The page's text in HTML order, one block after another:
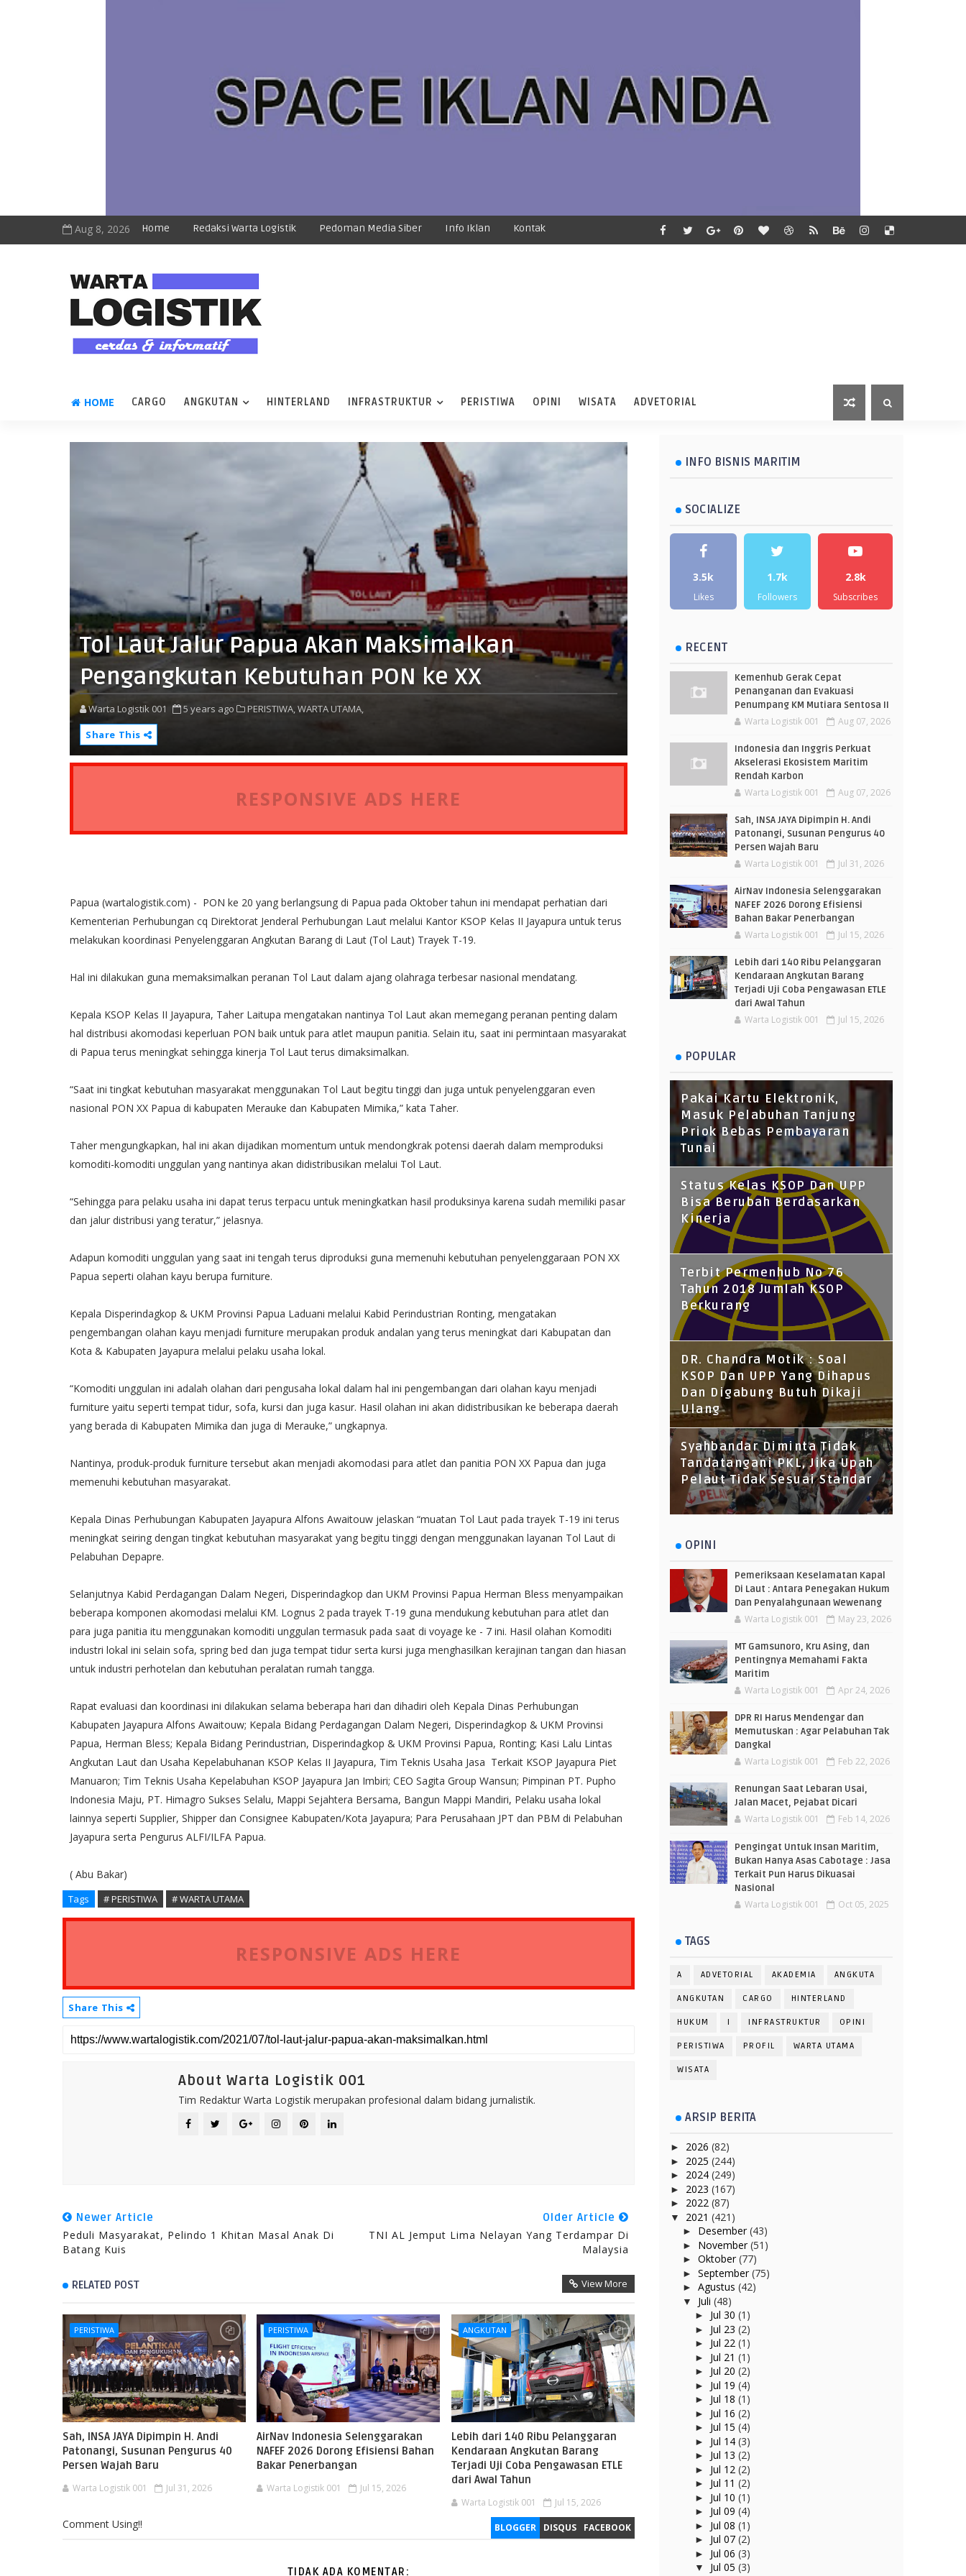
Aug 8, 2026 Home Redaksi Warta Logistik Pedoman Media Siber Info Iklan Kontak
HOME CARGO ANGKUTAN HINTERLAND INFRASTRUKTUR PERISTIWA OPINI WISATA ADVETORIAL
Tol Laut Jalur Papua Akan Maksimalkan
Pengangkutan Kebutuhan PON ke XX
Warta Logistik 001 5 years ago PERISTIWA,WARTA UTAMA,
Share This
RESPONSIVE ADS HERE
Papua (wartalogistik.com) - PON ke 20 yang berlangsung di Papua pada Oktober tahun ini mendapat perhatian dari
Kementerian Perhubungan cq Direktorat Jenderal Perhubungan Laut melalui Kantor KSOP Kelas II Jayapura untuk terus
melakukan koordinasi Penyelenggaran Angkutan Barang di Laut (Tol Laut) Trayek T-19.
Hal ini dilakukan guna memaksimalkan peranan Tol Laut dalam ajang olahraga terbesar nasional mendatang.
Kepala KSOP Kelas II Jayapura, Taher Laitupa mengatakan nantinya Tol Laut akan memegang peranan penting dalam
hal distribusi akomodasi keperluan PON baik untuk para atlet maupun panitia. Selain itu, saat ini permintaan masyarakat
di Papua terus meningkat sehingga kinerja Tol Laut terus dimaksimalkan.
“Saat ini tingkat kebutuhan masyarakat menggunakan Tol Laut begitu tinggi dan juga untuk penyelenggaran even
nasional PON XX Papua di kabupaten Merauke dan Kabupaten Mimika,” kata Taher.
Taher mengungkapkan, hal ini akan dijadikan momentum untuk mendongkrak potensi daerah dalam memproduksi
komoditi-komoditi unggulan yang nantinya akan didistribusikan melalui Tol Laut.
“Sehingga para pelaku usaha ini dapat terus terpacu untuk meningkatkan hasil produksinya karena sudah memiliki pasar
dan jalur distribusi yang teratur,” jelasnya.
Adapun komoditi unggulan yang saat ini tengah terus diproduksi guna memenuhi kebutuhan penyelenggaraan PON XX
Papua seperti olahan kayu berupa furniture.
Kepala Disperindagkop & UKM Provinsi Papua Laduani melalui Kabid Perindustrian Ronting, mengatakan
pengembangan olahan kayu menjadi furniture merupakan produk andalan yang terus meningkat dari Kabupatan dan
Kota & Kabupaten Jayapura melalui pelaku usaha lokal.
“Komoditi unggulan ini adalah olahan dari pengusaha lokal dalam hal ini pengembangan dari olahan kayu menjadi
furniture yaitu seperti tempat tidur, sofa, kursi dan juga kasur. Hasil olahan ini akan didistribusikan ke beberapa daerah
yang berada di Kabupaten Mimika dan juga di Merauke,” ungkapnya.
Nantinya, produk-produk furniture tersebut akan menjadi akomodasi para atlet dan panitia PON XX Papua dan juga
memenuhi kebutuhan masyarakat.
Kepala Dinas Perhubungan Kabupaten Jayapura Alfons Awaitouw jelaskan “muatan Tol Laut pada trayek T-19 ini terus
meningkat seiring dengan tingkat kebutuhan masyarakat yang begitu tinggi dengan menggunakan layanan Tol Laut di
Pelabuhan Depapre.
Selanjutnya Kabid Perdagangan Dalam Negeri, Disperindagkop dan UKM Provinsi Papua Herman Bless menyampaikan
beberapa komponen akomodasi melalui KM. Lognus 2 pada trayek T-19 guna mendukung kebutuhan para atlet dan
para juga panitia itu menggunakan komoditi unggulan termasuk pada saat di voyage ke - 7 ini. Hasil olahan Komoditi
industri lokal ini selain sofa, spring bed dan juga tempat tidur serta kursi juga menghasilkan kerajinan tangan dan hiasan
untuk industri perhotelan dan kebutuhan peralatan rumah tangga.
Rapat evaluasi dan koordinasi ini dilakukan selama beberapa hari dan dihadiri oleh Kepala Dinas Perhubungan
Kabupaten Jayapura Alfons Awaitouw; Kepala Bidang Perdagangan Dalam Negeri, Disperindagkop & UKM Provinsi
Papua, Herman Bless; Kepala Bidang Perindustrian, Disperindagkop & UKM Provinsi Papua, Ronting; Kasi Lalu Lintas
Angkutan Laut dan Usaha Kepelabuhanan KSOP Kelas II Jayapura, Tim Teknis Usaha Jasa Terkait KSOP Jayapura Piet
Manuaron; Tim Teknis Usaha Kepelabuhan KSOP Jayapura Jan Imbiri; CEO Sagita Group Wansun; Pimpinan PT. Pupho
Indonesia Maju, PT. Himagro Sukses Selalu, Mappi Sejahtera Bersama, Bangun Mappi Mandiri, Pelaku usaha lokal
lainnya seperti Supplier, Shipper dan Consignee Kabupaten/Kota Jayapura; Para Perusahaan JPT dan PBM di Pelabuhan
Jayapura serta Pengurus ALFI/ILFA Papua.
( Abu Bakar)
Tags # PERISTIWA # WARTA UTAMA
RESPONSIVE ADS HERE
Share This
About Warta Logistik 001
Tim Redaktur Warta Logistik merupakan profesional dalam bidang jurnalistik.
Newer Article
Peduli Masyarakat, Pelindo 1 Khitan Masal Anak Di
Batang Kuis
Older Article
TNI AL Jemput Lima Nelayan Yang Terdampar Di
Malaysia
RELATED POST View More
PERISTIWA
Sah, INSA JAYA Dipimpin H. Andi
Patonangi, Susunan Pengurus 40
Persen Wajah Baru
Warta Logistik 001 Jul 31, 2026
PERISTIWA
AirNav Indonesia Selenggarakan
NAFEF 2026 Dorong Efisiensi Bahan
Bakar Penerbangan
Warta Logistik 001 Jul 15, 2026
ANGKUTAN
Lebih dari 140 Ribu Pelanggaran
Kendaraan Angkutan Barang
Terjadi Uji Coba Pengawasan ETLE
dari Awal Tahun
Warta Logistik 001 Jul 15, 2026
BLOGGER DISQUS FACEBOOK
Comment Using!!
TIDAK ADA KOMENTAR:
INFO BISNIS MARITIM
SOCIALIZE
3.5k
Likes
1.7k
Followers
2.8k
Subscribes
RECENT
Kemenhub Gerak Cepat
Penanganan dan Evakuasi
Penumpang KM Mutiara Sentosa II
Warta Logistik 001 Aug 07, 2026
Indonesia dan Inggris Perkuat
Akselerasi Ekosistem Maritim
Rendah Karbon
Warta Logistik 001 Aug 07, 2026
Sah, INSA JAYA Dipimpin H. Andi
Patonangi, Susunan Pengurus 40
Persen Wajah Baru
Warta Logistik 001 Jul 31, 2026
AirNav Indonesia Selenggarakan
NAFEF 2026 Dorong Efisiensi
Bahan Bakar Penerbangan
Warta Logistik 001 Jul 15, 2026
Lebih dari 140 Ribu Pelanggaran
Kendaraan Angkutan Barang
Terjadi Uji Coba Pengawasan ETLE
dari Awal Tahun
Warta Logistik 001 Jul 15, 2026
POPULAR
Pakai Kartu Elektronik,
Masuk Pelabuhan Tanjung
Priok Bebas Pembayaran
Tunai
Status Kelas KSOP Dan UPP
Bisa Berubah Berdasarkan
Kinerja
Terbit Permenhub No 76
Tahun 2018 Jumlah KSOP
Berkurang
DR. Chandra Motik : Soal
KSOP Dan UPP Yang Dihapus
Dan Digabung Butuh Dikaji
Ulang
Syahbandar Diminta Tidak
Tandatangani PKL, Jika Upah
Pelaut Tidak Sesuai Standar
OPINI
Pemeriksaan Keselamatan Kapal
Di Laut : Antara Penegakan Hukum
Dan Penyalahgunaan Wewenang
Warta Logistik 001 May 23, 2026
MT Gamsunoro, Kru Asing, dan
Pentingnya Memahami Fakta
Maritim
Warta Logistik 001 Apr 24, 2026
DPR RI Harus Mendengar dan
Memutuskan : Agar Pelabuhan Tak
Dangkal
Warta Logistik 001 Feb 22, 2026
Renungan Saat Lebaran Usai,
Jalan Macet, Pejabat Dicari
Warta Logistik 001 Feb 14, 2026
Pengingat Untuk Insan Maritim,
Bukan Hanya Asas Cabotage : Jasa
Terkait Pun Harus Dikuasai
Nasional
Warta Logistik 001 Oct 05, 2025
TAGS
A ADVETORIAL AKADEMIA ANGKUTA
ANGKUTAN CARGO HINTERLAND
HUKUM I INFRASTRUKTUR OPINI
PERISTIWA PROFIL WARTA UTAMA
WISATA
ARSIP BERITA
► 2026 (82)
► 2025 (244)
► 2024 (249)
► 2023 (167)
► 2022 (87)
▼ 2021 (421)
► Desember(43)
► November(51)
► Oktober(77)
► September(75)
► Agustus (42)
▼ Juli (48)
► Jul 30 (1)
► Jul 23 (2)
► Jul 22 (1)
► Jul 21 (1)
► Jul 20 (2)
► Jul 19 (4)
► Jul 18 (1)
► Jul 16 (2)
► Jul 15 (4)
► Jul 14 (3)
► Jul 13 (2)
► Jul 12 (2)
► Jul 11 (2)
► Jul 10 (1)
► Jul 09 (4)
► Jul 08 (1)
► Jul 07 (2)
► Jul 06 (3)
▼ Jul 05 (3)